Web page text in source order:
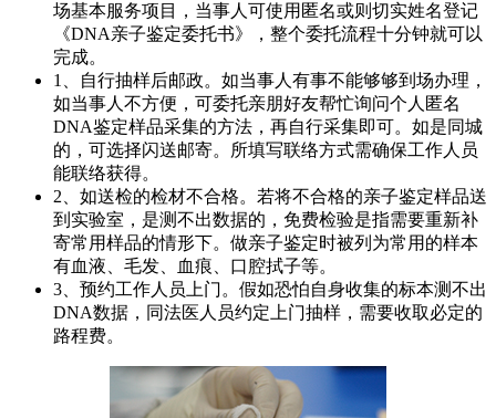
场基本服务项目，当事人可使用匿名或则切实姓名登记
《DNA亲子鉴定委托书》，整个委托流程十分钟就可以
完成。
1、自行抽样后邮政。如当事人有事不能够够到场办理，
如当事人不方便，可委托亲朋好友帮忙询问个人匿名
DNA鉴定样品采集的方法，再自行采集即可。如是同城
的，可选择闪送邮寄。所填写联络方式需确保工作人员
能联络获得。
2、如送检的检材不合格。若将不合格的亲子鉴定样品送
到实验室，是测不出数据的，免费检验是指需要重新补
寄常用样品的情形下。做亲子鉴定时被列为常用的样本
有血液、毛发、血痕、口腔拭子等。
3、预约工作人员上门。假如恐怕自身收集的标本测不出
DNA数据，同法医人员约定上门抽样，需要收取必定的
路程费。